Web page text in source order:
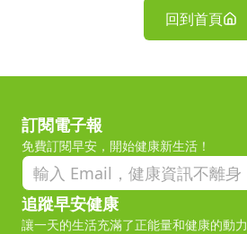
回到首頁
訂閱電子報
免費訂閱早安，開始健康新生活！
追蹤早安健康
讓一天的生活充滿了正能量和健康的動力